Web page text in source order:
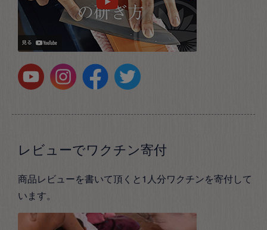
レビューでワクチン寄付
商品レビューを書いて頂くと1人分ワクチンを寄付して
います。